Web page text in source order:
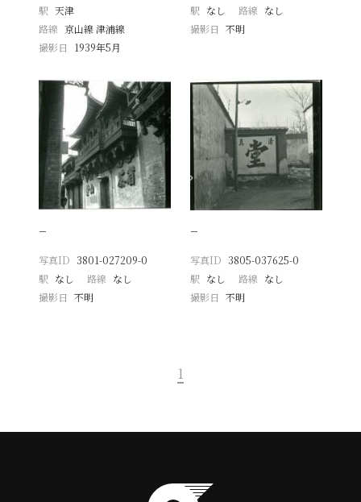
駅 天津
路線 京山線 津浦線
撮影日
1939年5月
駅 なし 路線 なし
撮影日 不明
−
写真ID 3801-027209-0
駅 なし 路線 なし
撮影日
不明
−
写真ID 3805-037625-0
駅 なし 路線 なし
撮影日 不明
1